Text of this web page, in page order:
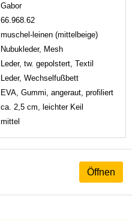
Gabor
66.968.62
muschel-leinen (mittelbeige)
Nubukleder, Mesh
Leder, tw. gepolstert, Textil
Leder, Wechselfußbett
EVA, Gummi, angeraut, profiliert
ca. 2,5 cm, leichter Keil
mittel
Öffnen